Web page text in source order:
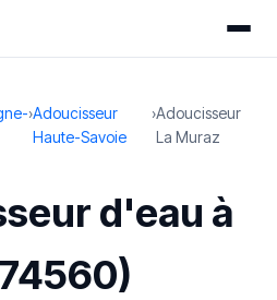
›Adoucisseur
Haute-Savoie
›Adoucisseur
La Muraz
d'eau à